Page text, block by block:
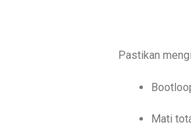
Pastikan
Mati